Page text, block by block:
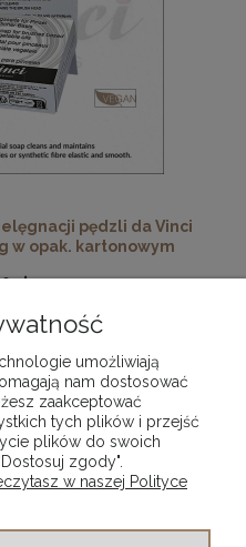
pędzli da Vinci
w opak. kartonowym
zł
5 ... 16 »
umożliwiają
nam dostosować
zaakceptować
tych plików i przejść
plików do swoich
zgody".
w naszej Polityce